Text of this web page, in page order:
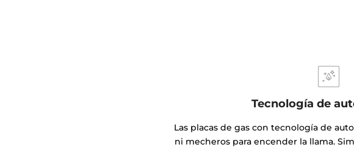
Tecnología de
Las placas de gas con tecnología de
ni mecheros para encender la llama.